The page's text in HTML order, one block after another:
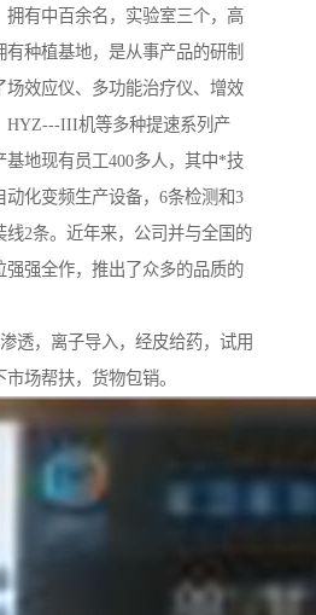
拥有中百余名，实验室三个，高
种植基地，是从事产品的研制
场效应仪、多功能治疗仪、增效
HYZ---III机等多种提速系列产
基地现有员工400多人，其中*技
动化变频生产设备，6条检测和3
2条。近年来，公司并与全国的
强强全作，推出了众多的品质的
透，离子导入，经皮给药，试用
场帮扶，货物包销。